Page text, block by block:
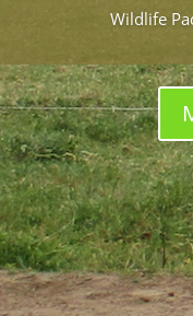
Wildlife